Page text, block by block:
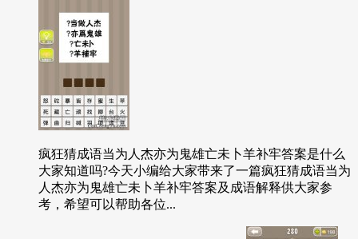
疯狂猜成语当为人杰亦为鬼雄亡未卜羊补牢答案是什么
大家知道吗?今天小编给大家带来了一篇疯狂猜成语当为
人杰亦为鬼雄亡未卜羊补牢答案及成语解释供大家参
考，希望可以帮助各位...